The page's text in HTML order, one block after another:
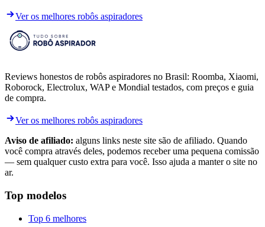
Ver os melhores robôs aspiradores
Reviews honestos de robôs aspiradores no Brasil: Roomba, Xiaomi,
Roborock, Electrolux, WAP e Mondial testados, com preços e guia
de compra.
Ver os melhores robôs aspiradores
Aviso de afiliado: alguns links neste site são de afiliado. Quando
você compra através deles, podemos receber uma pequena comissão
— sem qualquer custo extra para você. Isso ajuda a manter o site no
ar.
Top modelos
Top 6 melhores